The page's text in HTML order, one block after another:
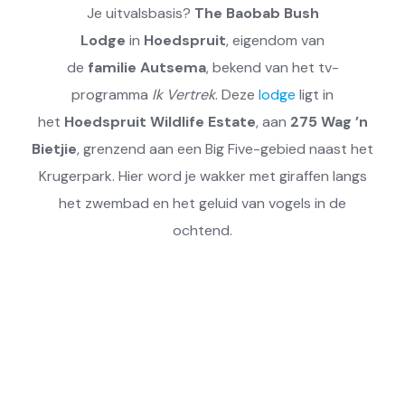
Je uitvalsbasis? The Baobab Bush
Lodge in Hoedspruit, eigendom van
de familie Autsema, bekend van het tv-
programma Ik Vertrek. Deze lodge ligt in
het Hoedspruit Wildlife Estate, aan 275 Wag ’n
Bietjie, grenzend aan een Big Five-gebied naast het
Krugerpark. Hier word je wakker met giraffen langs
het zwembad en het geluid van vogels in de
ochtend.